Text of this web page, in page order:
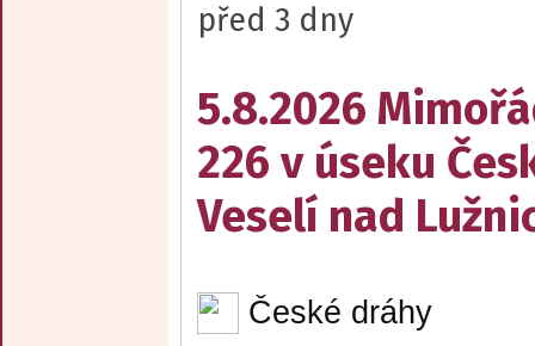
před 3 dny
5.8.2026
226 v úseku
Veselí nad
České dráhy